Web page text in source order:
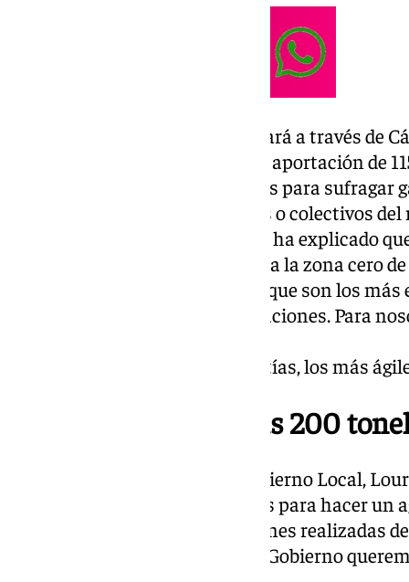
La gestión sobre el terreno se hará a través de
Alimentos de Valencia, con una aportación de
entidades, dejando 20.000 euros para sufragar
material a través de voluntarios o colectivos
Derechos Sociales, Juan García, ha explicado
porque «nos hemos desplazado a la zona cero
atrás y allí hemos comprobado que son los más
suspicacias ni malas interpretaciones. Para
los productos con mayor garantías, los más
rondan las 200
La secretaria de la Junta de Gobierno Local,
anuncio de estas nuevas ayudas para hacer
del municipio por las aportaciones realizadas
catástrofe . “Desde el equipo de Gobierno